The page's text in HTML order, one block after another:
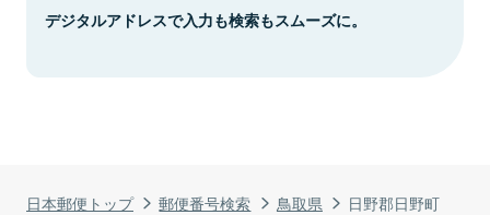
日本郵便トップ 郵便番号検索 鳥取県 日野郡日野町
デジタルアドレスで入力も検索もスムーズに。